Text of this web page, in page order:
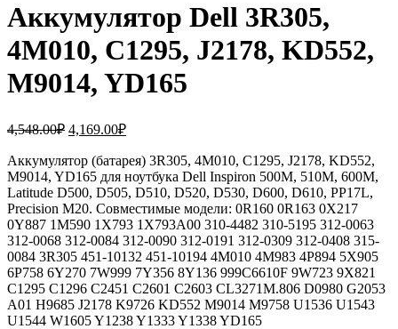
Аккумулятор Dell 3R305,
4M010, C1295, J2178, KD552,
M9014, YD165
4,548.00₽ Первоначальная
составляла
4,548.00₽.
4,169.00₽Текущая
4,169.00₽.
Аккумулятор (батарея) 3R305, 4M010, C1295, J2178, KD552,
M9014, YD165 для ноутбука Dell Inspiron 500M, 510M, 600M,
Latitude D500, D505, D510, D520, D530, D600, D610, PP17L,
Precision M20. Совместимые модели: 0R160 0R163 0X217
0Y887 1M590 1X793 1X793A00 310-4482 310-5195 312-0063
312-0068 312-0084 312-0090 312-0191 312-0309 312-0408 315-
0084 3R305 451-10132 451-10194 4M010 4M983 4P894 5X905
6P758 6Y270 7W999 7Y356 8Y136 999C6610F 9W723 9X821
C1295 C1296 C2451 C2601 C2603 CL3271M.806 D0980 G2053
A01 H9685 J2178 K9726 KD552 M9014 M9758 U1536 U1543
U1544 W1605 Y1238 Y1333 Y1338 YD165